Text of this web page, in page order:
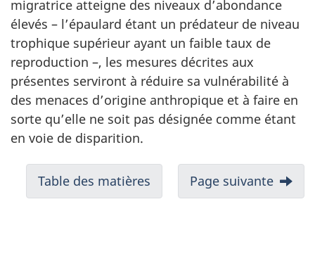
migratrice atteigne des niveaux d’abondance
élevés – l’épaulard étant un prédateur de niveau
trophique supérieur ayant un faible taux de
reproduction –, les mesures décrites aux
présentes serviront à réduire sa vulnérabilité à
des menaces d’origine anthropique et à faire en
sorte qu’elle ne soit pas désignée comme étant
en voie de disparition.
Table des matières Page suivante